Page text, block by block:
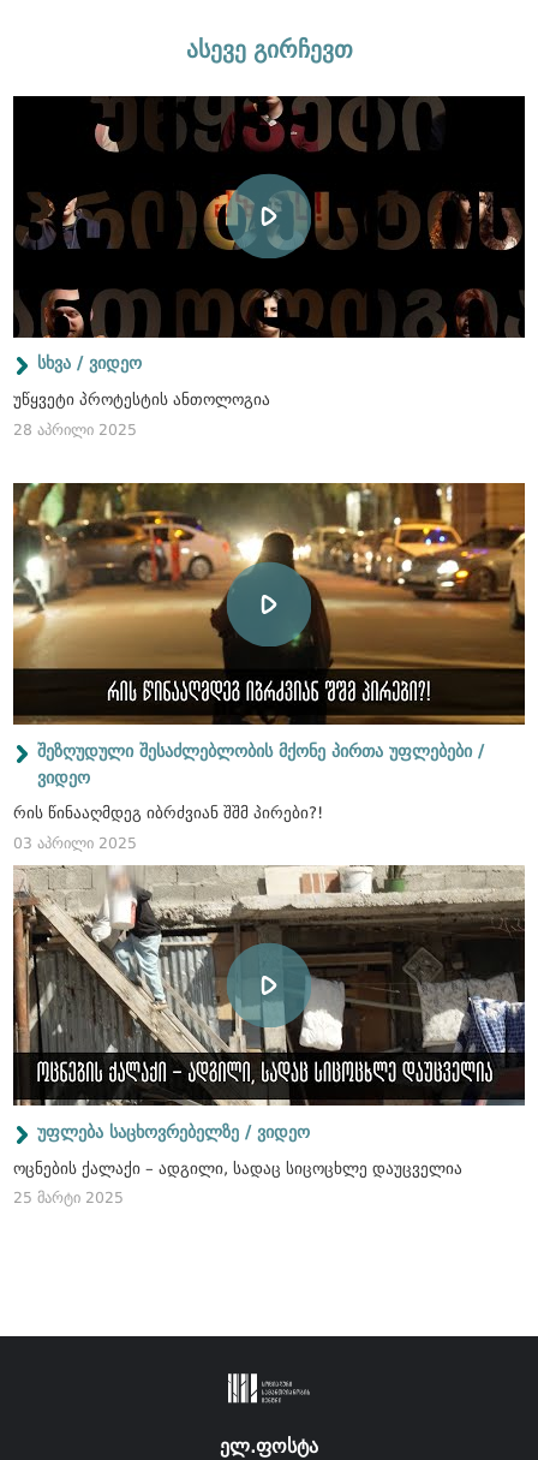
ასევე გირჩევთ
სხვა / ვიდეო
უწყვეტი პროტესტის ანთოლოგია
28 აპრილი 2025
შეზღუდული შესაძლებლობის მქონე პირთა უფლებები /
ვიდეო
რის წინააღმდეგ იბრძვიან შშმ პირები?!
03 აპრილი 2025
უფლება საცხოვრებელზე / ვიდეო
ოცნების ქალაქი – ადგილი, სადაც სიცოცხლე დაუცველია
25 მარტი 2025
ელ.ფოსტა